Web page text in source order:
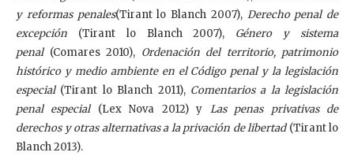
y reformas penales(Tirant lo Blanch 2007), Derecho penal de
excepción (Tirant lo Blanch 2007), Género y sistema
penal (Comares 2010), Ordenación del territorio, patrimonio
histórico y medio ambiente en el Código penal y la legislación
especial(Tirant lo Blanch 2011), Comentarios a la legislación
penal especial(Lex Nova 2012) y Las penas privativas de
derechos y otras alternativas a la privación de libertad(Tirant lo
Blanch 2013).